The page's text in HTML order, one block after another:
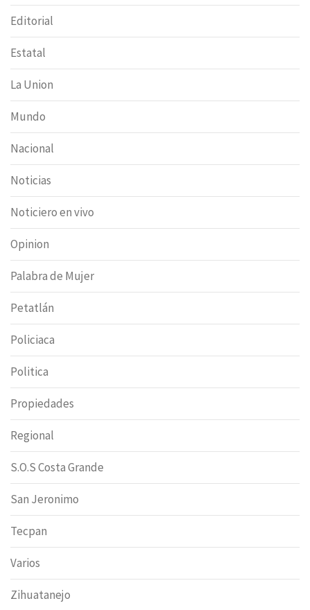
Editorial
Estatal
La Union
Mundo
Nacional
Noticias
Noticiero en vivo
Opinion
Palabra de Mujer
Petatlán
Policiaca
Politica
Propiedades
Regional
S.O.S Costa Grande
San Jeronimo
Tecpan
Varios
Zihuatanejo